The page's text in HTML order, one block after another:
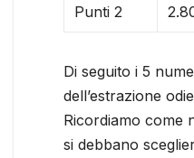
Punti 2
Di seguito i 5
dell’estrazione
Ricordiamo come
si debbano